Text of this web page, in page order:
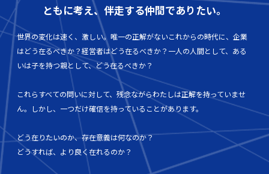
ともに考え、伴走する仲間でありたい。
世界の変化は速く、激しい。唯一の正解がないこれからの時代に、企業
はどう在るべきか？経営者はどう在るべきか？一人の人間として、ある
いは子を持つ親として、どう在るべきか？
これらすべての問いに対して、残念ながらわたしは正解を持っていませ
ん。しかし、一つだけ確信を持っていることがあります。
どう在りたいのか、存在意義は何なのか？
どうすれば、より良く在れるのか？